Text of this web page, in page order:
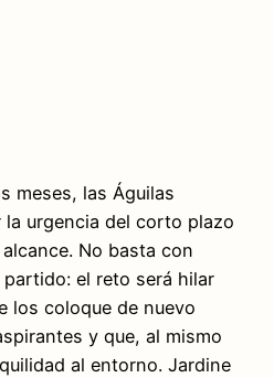
meses, las Águilas
urgencia del corto plazo
No basta con
el reto será hilar
los coloque de nuevo
y que, al mismo
al entorno. Jardine